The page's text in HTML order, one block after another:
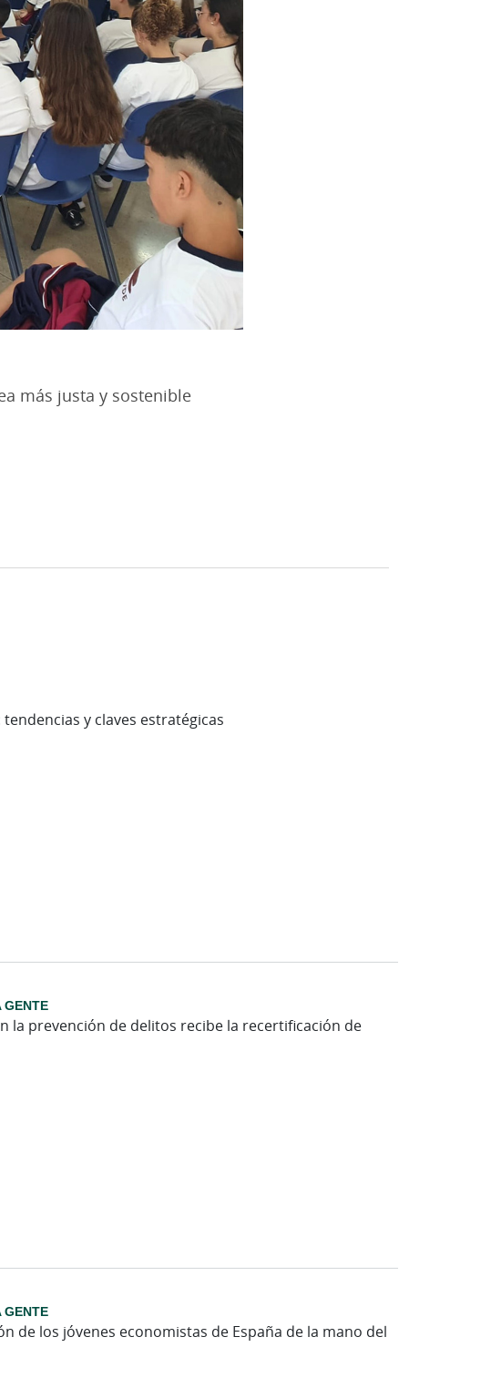
más justa y sostenible
y claves estratégicas
GENTE
la prevención de delitos recibe la recertificación de
GENTE
de los jóvenes economistas de España de la mano del